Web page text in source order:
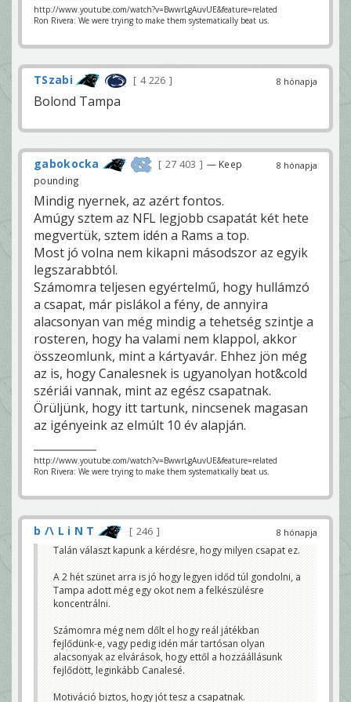
http://www.youtube.com/watch?v=BwwrLgAuvUE&feature=related
Ron Rivera: We were trying to make them systematically beat us.
8 hónapja
TSzabi 4 226
Bolond Tampa
8 hónapja
gabokocka 27 403
— Keep
pounding
Mindig nyernek, az azért fontos.
Amúgy sztem az NFL legjobb csapatát két hete
megvertük, sztem idén a Rams a top.
Most jó volna nem kikapni másodszor az egyik
legszarabbtól.
Számomra teljesen egyértelmű, hogy hullámzó
a csapat, már pislákol a fény, de annyira
alacsonyan van még mindig a tehetség szintje a
rosteren, hogy ha valami nem klappol, akkor
összeomlunk, mint a kártyavár. Ehhez jön még
az is, hogy Canalesnek is ugyanolyan hot&cold
szériái vannak, mint az egész csapatnak.
Örüljünk, hogy itt tartunk, nincsenek magasan
az igényeink az elmúlt 10 év alapján.
http://www.youtube.com/watch?v=BwwrLgAuvUE&feature=related
Ron Rivera: We were trying to make them systematically beat us.
8 hónapja
b /\ L i N T
246
Talán választ kapunk a kérdésre, hogy milyen csapat ez.
A 2 hét szünet arra is jó hogy legyen időd túl gondolni, a
Tampa adott még egy okot nem a felkészülésre
koncentrálni.
Számomra még nem dőlt el hogy reál játékban
fejlődünk-e, vagy pedig idén már tartósan olyan
alacsonyak az elvárások, hogy ettől a hozzáállásunk
fejlődött, leginkább Canalesé.
Motiváció biztos, hogy jót tesz a csapatnak.